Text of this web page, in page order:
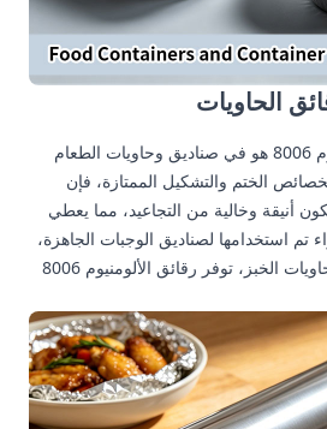
الحاويات
أهم تطبيق لرقائق الألومنيوم 8006 هو في صناديق وحاويات الطعام
الختم والتشكيل الممتازة، فإن
أنيقة وخالية من التجاعيد، مما يعطي
استخدامها لصناديق الوجبات الجاهزة،
أو صواني تارت البيض، أو حاويات الخبز، توفر رقائق الألومنيوم 8006